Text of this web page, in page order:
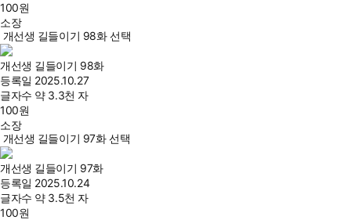
100원
소장
개선생 길들이기 98화 선택
개선생 길들이기 98화
등록일 2025.10.27
글자수 약 3.3천 자
100원
소장
개선생 길들이기 97화 선택
개선생 길들이기 97화
등록일 2025.10.24
글자수 약 3.5천 자
100원